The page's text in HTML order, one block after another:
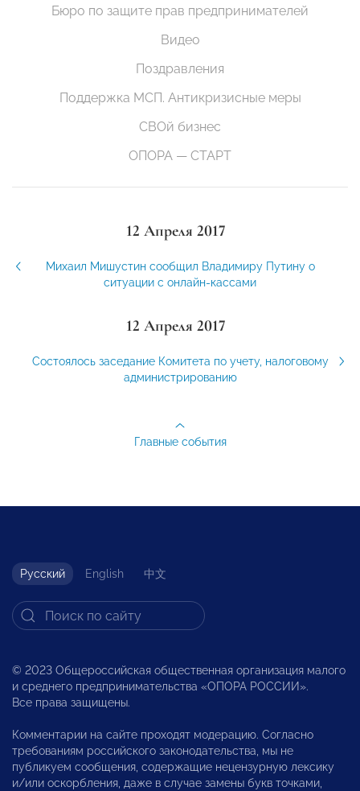
Бюро по защите прав предпринимателей
Видео
Поздравления
Поддержка МСП. Антикризисные меры
СВОй бизнес
ОПОРА — СТАРТ
12 Апреля 2017
Михаил Мишустин сообщил Владимиру Путину о
ситуации с онлайн-кассами
12 Апреля 2017
Состоялось заседание Комитета по учету, налоговому
администрированию
Главные события
Русский English 中文
© 2023 Общероссийская общественная организация малого
и среднего предпринимательства «ОПОРА РОССИИ».
Все права защищены.
Комментарии на сайте проходят модерацию. Согласно
требованиям российского законодательства, мы не
публикуем сообщения, содержащие нецензурную лексику
и/или оскорбления, даже в случае замены букв точками,